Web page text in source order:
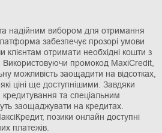
надійним вибором для отримання
забезпечує прозорі умови
клієнтам отримати необхідні кошти з
промокод MaxiCredit,
можливість заощадити на відсотках,
ціні ще доступнішими. Завдяки
та спеціальним
заощаджувати на кредитах.
позики онлайн доступні
платежів.